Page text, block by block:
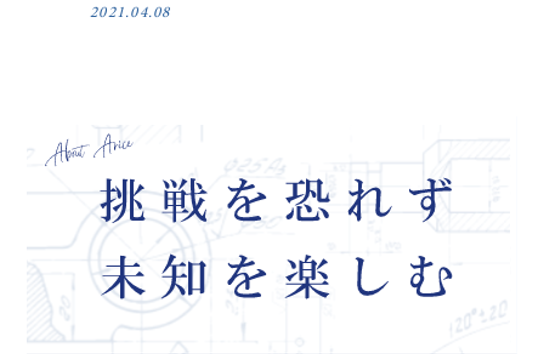
2021.04.08